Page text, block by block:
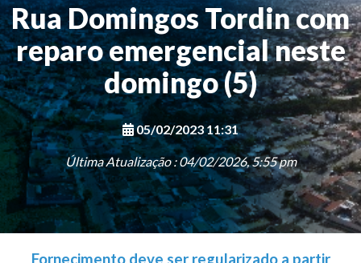
Rua Domingos Tordin com
reparo emergencial neste
domingo (5)
05/02/2023 11:31
Última Atualização : 04/02/2026, 5:55 pm
Fornecimento deve ser regularizado a partir